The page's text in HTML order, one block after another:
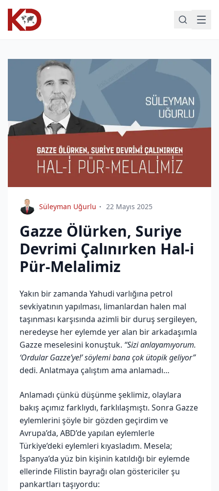
Süleyman Uğurlu 22 Mayıs 2025
Gazze Ölürken, Suriye
Devrimi Çalınırken Hal-i
Pür-Melalimiz
Yakın bir zamanda Yahudi varlığına petrol
sevkiyatının yapılması, limanlardan halen mal
taşınması karşısında azimli bir duruş sergileyen,
neredeyse her eylemde yer alan bir arkadaşımla
Gazze meselesini konuştuk. “Sizi anlayamıyorum.
‘Ordular Gazze’ye!’ söylemi bana çok ütopik geliyor”
dedi. Anlatmaya çalıştım ama anlamadı…
Anlamadı çünkü düşünme şeklimiz, olaylara
bakış açımız farklıydı, farklılaşmıştı. Sonra Gazze
eylemlerini şöyle bir gözden geçirdim ve
Avrupa’da, ABD’de yapılan eylemlerle
Türkiye’deki eylemleri kıyasladım. Mesela;
İspanya’da yüz bin kişinin katıldığı bir eylemde
ellerinde Filistin bayrağı olan göstericiler şu
pankartları taşıyordu: